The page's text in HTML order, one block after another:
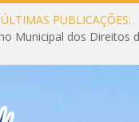
ÚLTIMAS PUBLICAÇÕES: